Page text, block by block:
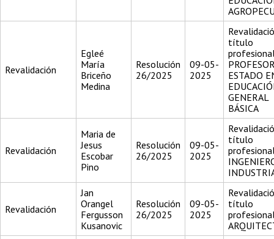
Revalidación
Egleé
María
Briceño
Medina
Resolución
26/2025
09-05-
2025
título
ESTADO
GENERAL
BÁSICA
Revalidación
Maria de
Jesus
Escobar
Pino
Resolución
26/2025
09-05-
2025
título
Revalidación
Jan
Orangel
Fergusson
Kusanovic
Resolución
26/2025
09-05-
2025
título